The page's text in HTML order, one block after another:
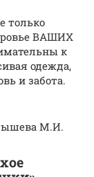
только
ВАШИХ
к
одежда,
и забота.
М.И.